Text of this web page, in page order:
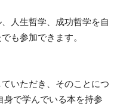
人生哲学、成功哲学を自
も参加できます。
いただき、そのことにつ
身で学んでいる本を持参